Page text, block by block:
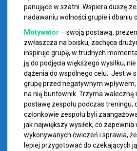
panujące w szatni. Wspiera duszę
nadawaniu wolności grupie i dbaniu
Motywator – swoją postawą,
zwłaszcza na boisku, zachęca
inspiruje grupę, w trudnych
ją do podjęcia większego wysiłku,
dążenia do wspólnego celu. Jest w
grupę przed negatywnym
na nią buntownik. Trzyma waleczną
postawę zespołu podczas treningu,
członkowie zespołu byli
jak największy wysiłek, co
wykonywanych ćwiczeń i sprawia,
lepiej przygotować do czekających